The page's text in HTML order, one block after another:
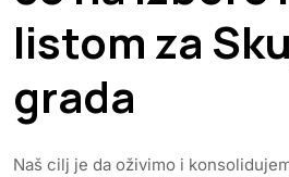
listom za
grada
Naš cilj je da oživimo i